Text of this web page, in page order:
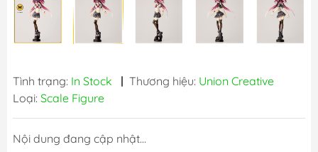
Tình trạng: In Stock | Thương hiệu: Union Creative
Loại: Scale Figure
Nội dung đang cập nhật...